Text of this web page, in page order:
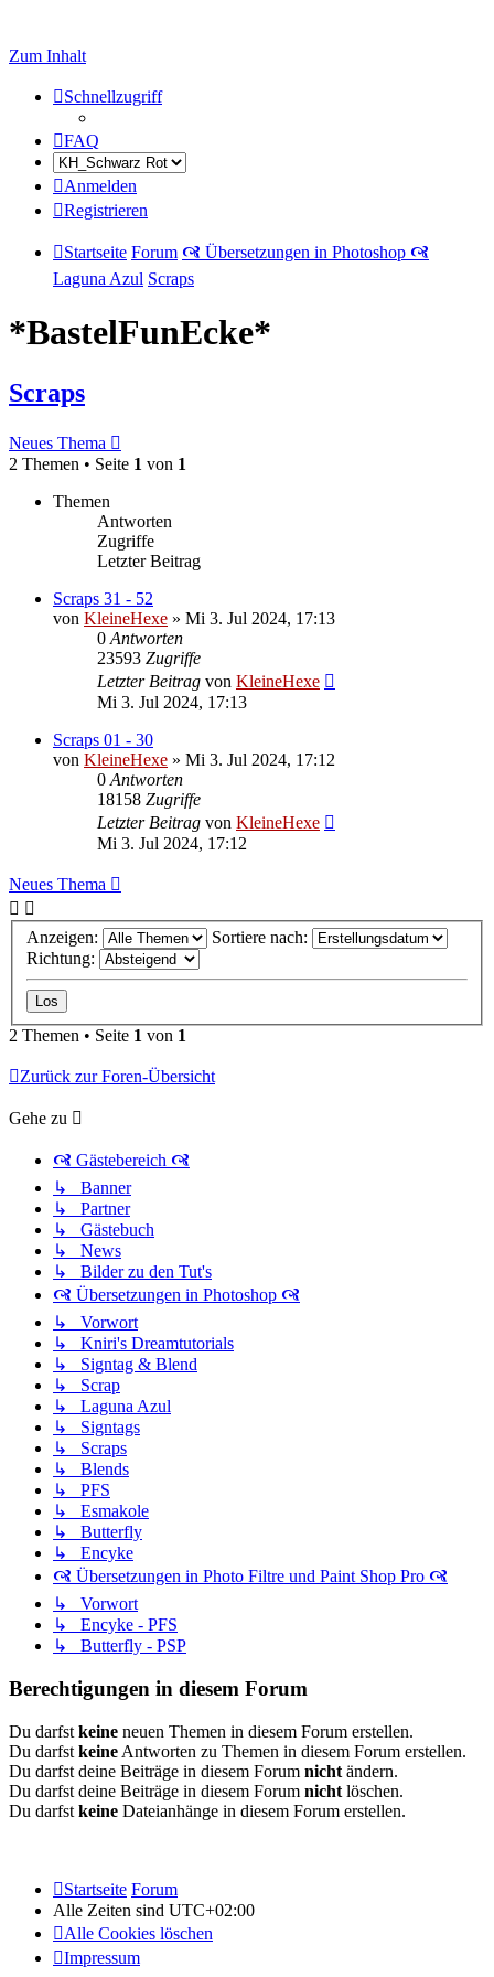
Zum Inhalt
Schnellzugriff
FAQ
Anmelden
Registrieren
Startseite Forum 🙧 Übersetzungen in Photoshop 🙧
Laguna Azul Scraps
*BastelFunEcke*
Scraps
Neues Thema
2 Themen • Seite 1 von 1
Themen
Antworten
Zugriffe
Letzter Beitrag
Scraps 31 - 52
von KleineHexe » Mi 3. Jul 2024, 17:13
0 Antworten
23593 Zugriffe
Letzter Beitrag von KleineHexe
Mi 3. Jul 2024, 17:13
Scraps 01 - 30
von KleineHexe » Mi 3. Jul 2024, 17:12
0 Antworten
18158 Zugriffe
Letzter Beitrag von KleineHexe
Mi 3. Jul 2024, 17:12
Neues Thema
Anzeigen:
Sortiere nach:
Richtung:
2 Themen • Seite 1 von 1
Zurück zur Foren-Übersicht
Gehe zu
🙧 Gästebereich 🙧
↳ Banner
↳ Partner
↳ Gästebuch
↳ News
↳ Bilder zu den Tut's
🙧 Übersetzungen in Photoshop 🙧
↳ Vorwort
↳ Kniri's Dreamtutorials
↳ Signtag & Blend
↳ Scrap
↳ Laguna Azul
↳ Signtags
↳ Scraps
↳ Blends
↳ PFS
↳ Esmakole
↳ Butterfly
↳ Encyke
🙧 Übersetzungen in Photo Filtre und Paint Shop Pro 🙧
↳ Vorwort
↳ Encyke - PFS
↳ Butterfly - PSP
Berechtigungen in diesem Forum
Du darfst keine neuen Themen in diesem Forum erstellen.
Du darfst keine Antworten zu Themen in diesem Forum erstellen.
Du darfst deine Beiträge in diesem Forum nicht ändern.
Du darfst deine Beiträge in diesem Forum nicht löschen.
Du darfst keine Dateianhänge in diesem Forum erstellen.
Startseite Forum
Alle Zeiten sind UTC+02:00
Alle Cookies löschen
Impressum